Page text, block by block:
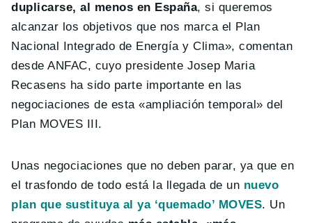
duplicarse, al menos en España, si queremos
alcanzar los objetivos que nos marca el Plan
Nacional Integrado de Energía y Clima», comentan
desde ANFAC, cuyo presidente Josep Maria
Recasens ha sido parte importante en las
negociaciones de esta «ampliación temporal» del
Plan MOVES III.
Unas negociaciones que no deben parar, ya que en
el trasfondo de todo está la llegada de un nuevo
plan que sustituya al ya ‘quemado’ MOVES. Un